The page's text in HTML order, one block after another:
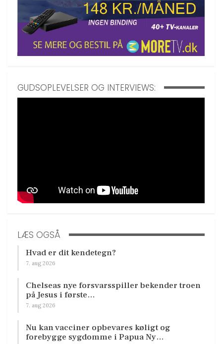
GUDSOPLEVELSER OG INTERVIEWS:
LÆS OGSÅ
Hvad er dit kendetegn?
7. aug 2026
Chelseas nye forsvarsspiller bekender troen
på Jesus i første…
7. aug 2026
Nu kan vacciner opbevares køligt og
forebygge sygdomme i Papua Ny…